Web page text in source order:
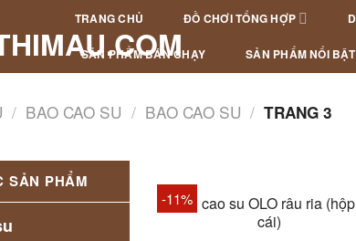
TRANG CHỦ ĐỒ CHƠI TỔNG HỢP
SẢN PHẨM BÁN CHẠY SẢN PHẨM NỔI BẬT
/ BAO CAO SU / BAO CAO SU / TRANG 3
SẢN PHẨM
-11% HẾT HÀNG
Bao cao su OLO râu ria
cái)